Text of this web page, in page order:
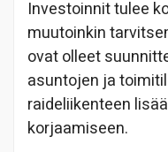
Investoinnit tulee
muutoinkin
ovat olleet
asuntojen ja
raideliikenteen
korjaamiseen.